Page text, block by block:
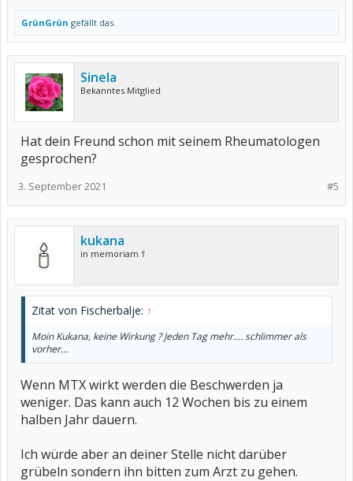
GrünGrün gefällt das.
Sinela
Bekanntes Mitglied
Hat dein Freund schon mit seinem Rheumatologen
gesprochen?
#5
3. September 2021
kukana
in memoriam †
Zitat von Fischerbalje: ↑
Moin Kukana, keine Wirkung ? Jeden Tag mehr.... schlimmer als
vorher...
Wenn MTX wirkt werden die Beschwerden ja
weniger. Das kann auch 12 Wochen bis zu einem
halben Jahr dauern.
Ich würde aber an deiner Stelle nicht darüber
grübeln sondern ihn bitten zum Arzt zu gehen.